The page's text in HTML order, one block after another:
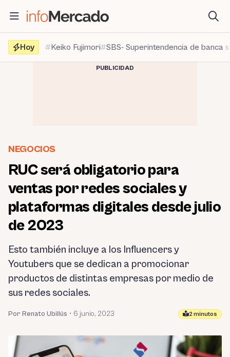
contenido
Hoy
Keiko Fujimori SBS- Superintendencia de banca
PUBLICIDAD
NEGOCIOS
RUC será obligatorio para
ventas por redes sociales y
plataformas digitales desde julio
de 2023
Esto también incluye a los Influencers y
Youtubers que se dedican a promocionar
productos de distintas empresas por medio de
sus redes sociales.
Por Renato Ubillús • 6 junio, 2023 2 minutos